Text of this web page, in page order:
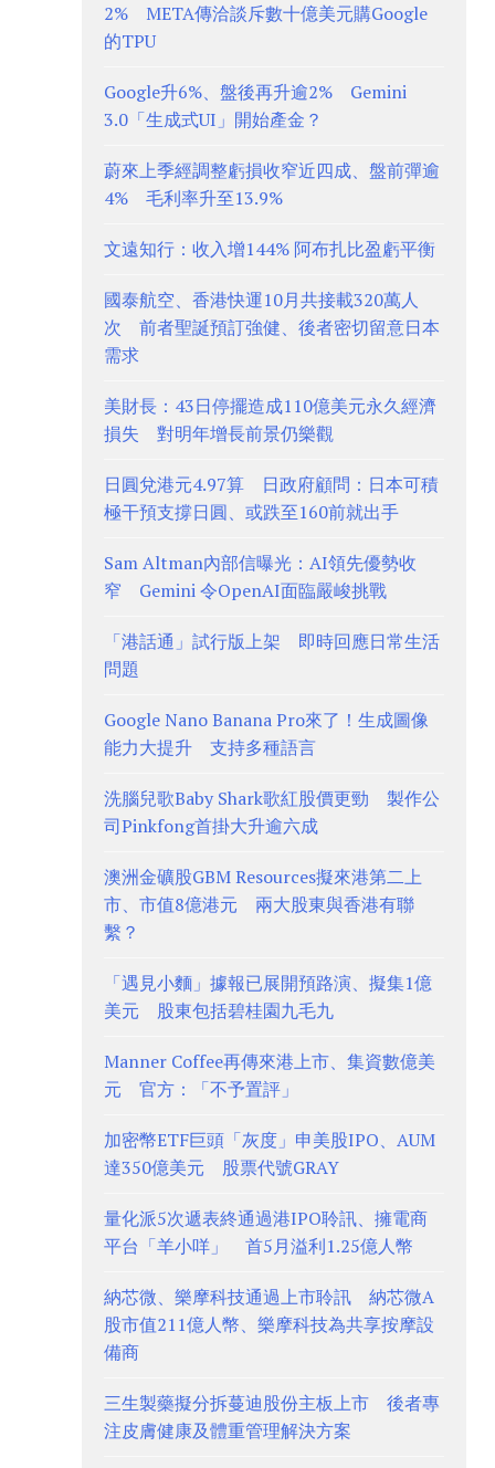
2% META傳洽談斥數十億美元購Google
的TPU
Google升6%、盤後再升逾2% Gemini
3.0「生成式UI」開始產金？
蔚來上季經調整虧損收窄近四成、盤前彈逾
4% 毛利率升至13.9%
文遠知行：收入增144% 阿布扎比盈虧平衡
國泰航空、香港快運10月共接載320萬人
次 前者聖誕預訂強健、後者密切留意日本
需求
美財長：43日停擺造成110億美元永久經濟
損失 對明年增長前景仍樂觀
日圓兌港元4.97算 日政府顧問：日本可積
極干預支撐日圓、或跌至160前就出手
Sam Altman內部信曝光：AI領先優勢收
窄 Gemini 令OpenAI面臨嚴峻挑戰
「港話通」試行版上架 即時回應日常生活
問題
Google Nano Banana Pro來了！生成圖像
能力大提升 支持多種語言
洗腦兒歌Baby Shark歌紅股價更勁 製作公
司Pinkfong首掛大升逾六成
澳洲金礦股GBM Resources擬來港第二上
市、市值8億港元 兩大股東與香港有聯
繫？
「遇見小麵」據報已展開預路演、擬集1億
美元 股東包括碧桂園九毛九
Manner Coffee再傳來港上市、集資數億美
元 官方：「不予置評」
加密幣ETF巨頭「灰度」申美股IPO、AUM
達350億美元 股票代號GRAY
量化派5次遞表終通過港IPO聆訊、擁電商
平台「羊小咩」 首5月溢利1.25億人幣
納芯微、樂摩科技通過上市聆訊 納芯微A
股市值211億人幣、樂摩科技為共享按摩設
備商
三生製藥擬分拆蔓迪股份主板上市 後者專
注皮膚健康及體重管理解決方案